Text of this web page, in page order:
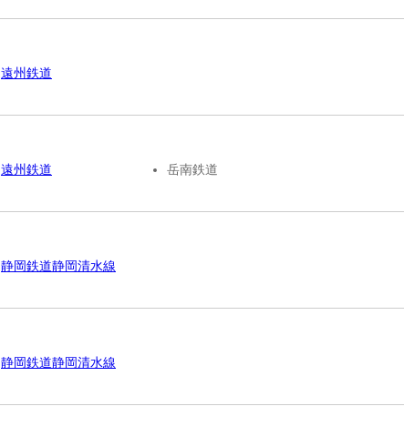
遠州鉄道
遠州鉄道
岳南鉄道
静岡鉄道静岡清水線
静岡鉄道静岡清水線